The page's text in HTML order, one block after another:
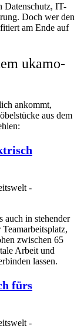
Datenschutz, IT-
Doch wer den
am Ende auf
ukamo-
ankommt,
aus dem
auch in stehender
zwischen 65
Arbeit und
lassen.
fürs